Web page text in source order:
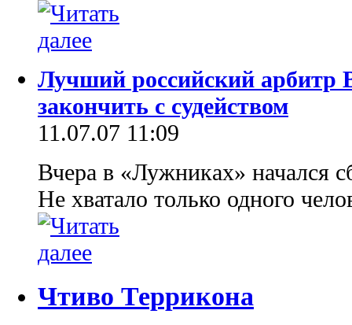
Лучший российский арбитр
закончить с судейством
11.07.07 11:09
Вчера в «Лужниках» начался
Не хватало только одного
Чтиво Террикона